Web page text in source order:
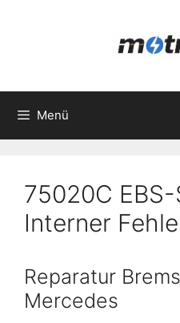
Menü
75020C
Interner
Reparatur
Mercedes